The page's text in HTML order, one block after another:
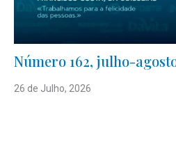
Número 162, julho-
26 de Julho, 2026